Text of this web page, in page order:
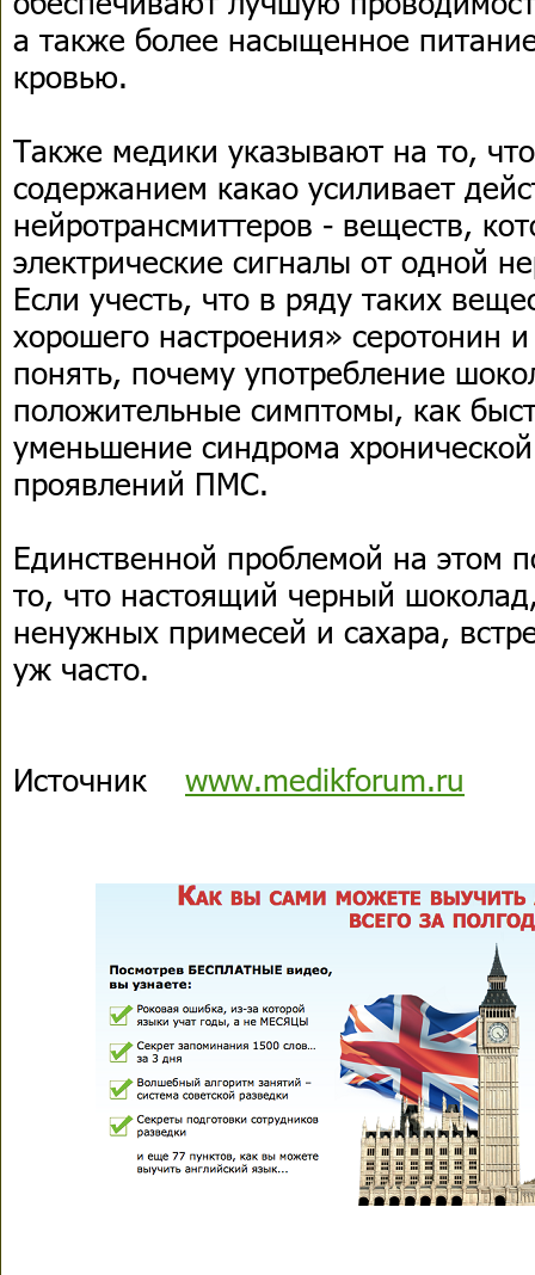
а также более насыщенное
кровью.
Также медики указывают на то,
содержанием какао усиливает
нейротрансмиттеров - веществ,
электрические сигналы от одной
Если учесть, что в ряду таких
хорошего настроения» серотонин
понять, почему употребление
положительные симптомы, как
уменьшение синдрома
проявлений ПМС.
Единственной проблемой на этом
то, что настоящий черный
ненужных примесей и сахара,
уж часто.
Источник www.medikforum.ru